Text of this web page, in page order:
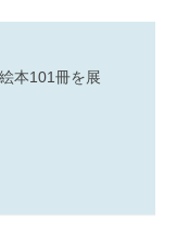
本101冊を展